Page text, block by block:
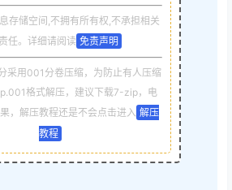
存储空间,不拥有所有权,不承担相关
任。详细请阅读 免责声明
采用001分卷压缩，为防止有人压缩
格式解压，建议下载7-zip，电
，解压教程还是不会点击进入 解压
教程